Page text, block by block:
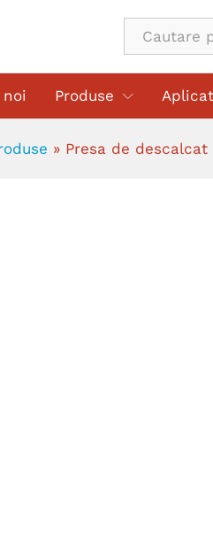
noi Produse
» Presa de
descalcat cusaturi